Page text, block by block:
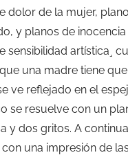
dolor de la mujer,
y planos de inocencia
sensibilidad artística¸
una madre tiene
ve reflejado en el
se resuelve con un
y dos gritos. A
una impresión de